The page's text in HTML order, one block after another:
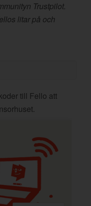
Trustpilot.
litar på och
till Fello att